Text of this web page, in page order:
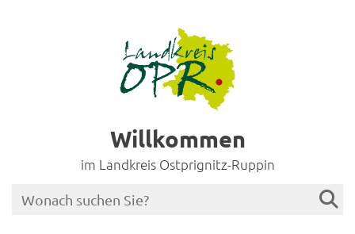
Willkommen
im Landkreis Ostprignitz-Ruppin